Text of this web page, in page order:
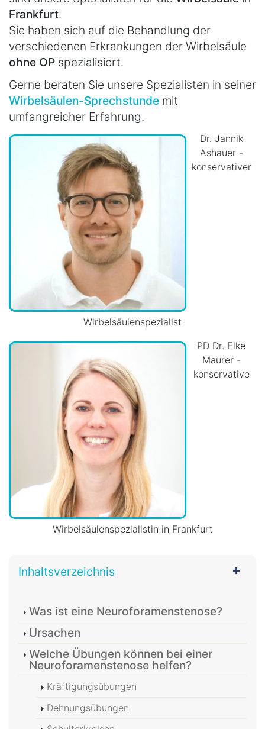
Frankfurt.
Sie haben sich auf die Behandlung der
verschiedenen Erkrankungen der Wirbelsäule
ohne OP spezialisiert.
Gerne beraten Sie unsere Spezialisten in seiner
Wirbelsäulen-Sprechstunde mit
umfangreicher Erfahrung.
Dr. Jannik
Ashauer -
konservativer
Wirbelsäulenspezialist
PD Dr. Elke
Maurer -
konservative
Wirbelsäulenspezialistin in Frankfurt
Inhaltsverzeichnis
Was ist eine Neuroforamenstenose?
Ursachen
Welche Übungen können bei einer
Neuroforamenstenose helfen?
Kräftigungsübungen
Dehnungsübungen